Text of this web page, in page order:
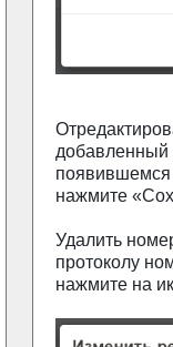
добавленный
появившемся
нажмите
Удалить
протоколу
нажмите на